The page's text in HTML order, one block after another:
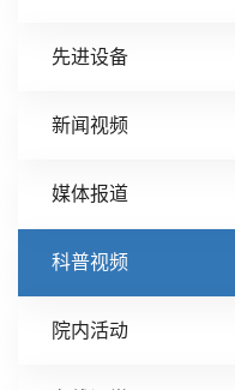
先进设备
新闻视频
媒体报道
科普视频
院内活动